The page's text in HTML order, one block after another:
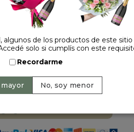
1 opinión +
Dejá tu opinión
KINDER ROCHER MINI
$ 69.000
algunos de los productos de este
solo si cumplís con este
Recordarme